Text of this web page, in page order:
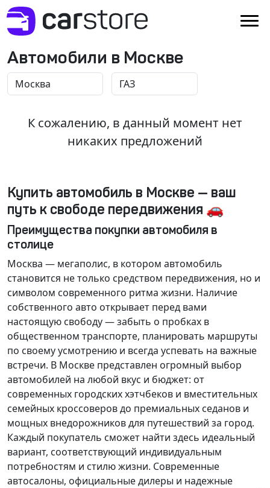
Автомобили в Москве
К сожалению, в данный момент нет
никаких предложений
Купить автомобиль в Москве — ваш
путь к свободе передвижения 🚗
Преимущества покупки автомобиля в
столице
Москва — мегаполис, в котором автомобиль
становится не только средством передвижения, но и
символом современного ритма жизни. Наличие
собственного авто открывает перед вами
настоящую свободу — забыть о пробках в
общественном транспорте, планировать маршруты
по своему усмотрению и всегда успевать на важные
встречи. В Москве представлен огромный выбор
автомобилей на любой вкус и бюджет: от
современных городских хэтчбеков и вместительных
семейных кроссоверов до премиальных седанов и
мощных внедорожников для путешествий за город.
Каждый покупатель сможет найти здесь идеальный
вариант, соответствующий индивидуальным
потребностям и стилю жизни. Современные
автосалоны, официальные дилеры и надежные